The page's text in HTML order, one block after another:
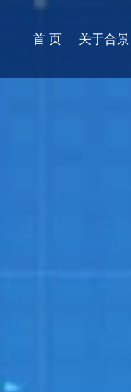
首 页 关于合景